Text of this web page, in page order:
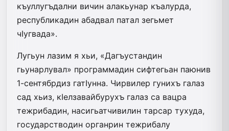
къуллугъдални вичин алакьунар къалурда,
республикадин абадвал патал зегьмет
чIугвада».
Лугьун лазим я хьи, «Дагъус­тан­дин
гьунарлувал» программадин­ сиф­тегьан паюнив
1-сентябрдиз га­тIун­на­. Чирвилер гунихъ галаз
сад хьиз, кIелзавайбурухъ галаз са вацра
тежрибадин, насигьатчивилин тарсар­ тухуда,
государстводин органрин теж­ри­балу